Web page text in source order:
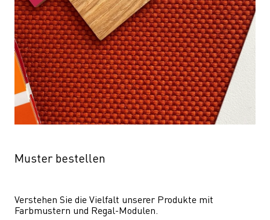
Muster bestellen
Verstehen Sie die Vielfalt unserer Produkte mit
Farbmustern und Regal-Modulen.